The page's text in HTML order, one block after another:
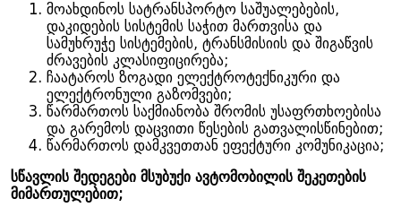
მოახდინოს სატრანსპორტო საშუალებების,
დაკიდების სისტემის საჭით მართვისა და
სამუხრუჭე სისტემების, ტრანსმისიის და შიგაწვის
ძრავების კლასიფიცირება;
ჩაატაროს ზოგადი ელექტროტექნიკური და
ელექტრონული გაზომვები;
წარმართოს საქმიანობა შრომის უსაფრთხოებისა
და გარემოს დაცვითი წესების გათვალისწინებით;
წარმართოს დამკვეთთან ეფექტური კომუნიკაცია;
სწავლის შედეგები მსუბუქი ავტომობილის შეკეთების
მიმართულებით;